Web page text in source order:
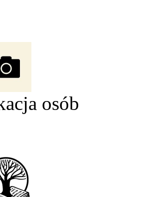
osób